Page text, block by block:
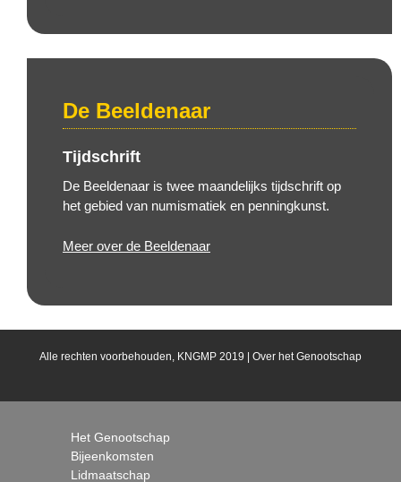
De Beeldenaar
Tijdschrift
De Beeldenaar is twee maandelijks tijdschrift op
het gebied van numismatiek en penningkunst.
Meer over de Beeldenaar
Het Genootschap
Bijeenkomsten
Lidmaatschap
Alle rechten voorbehouden, KNGMP 2019 | Over het Genootschap